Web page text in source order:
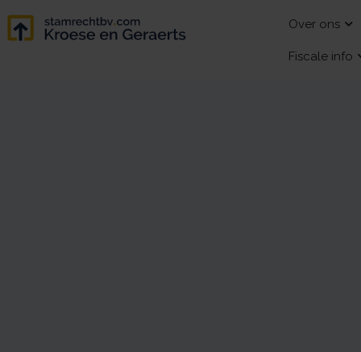
Over ons
Fiscale info